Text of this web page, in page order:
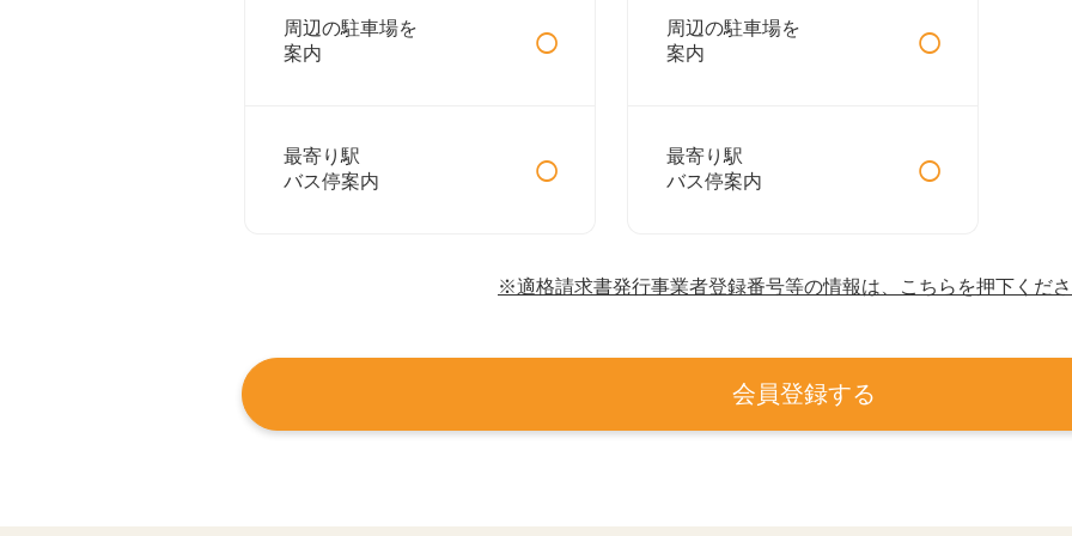
周辺の駐車場を
案内
○
最寄り駅
バス停案内
○
周辺の駐車場を
案内
○
最寄り駅
バス停案内
○
※適格請求書発行事業者登録番号等の情報は、こちらを押下くだ
会員登録する